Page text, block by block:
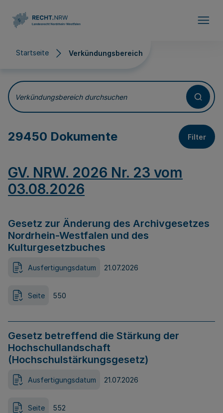
Startseite Verkündungsbereich
Verkündungsbereich
Verkündungsbereich durchsuchen
29450 Dokumente Filter
GV. NRW. 2026 Nr. 23 vom
03.08.2026
Gesetz zur Änderung des Archivgesetzes
Nordrhein-Westfalen und des
Kulturgesetzbuches
Ausfertigungsdatum 21.07.2026
Seite 550
Gesetz betreffend die Stärkung der
Hochschullandschaft
(Hochschulstärkungsgesetz)
Ausfertigungsdatum 21.07.2026
Seite 552